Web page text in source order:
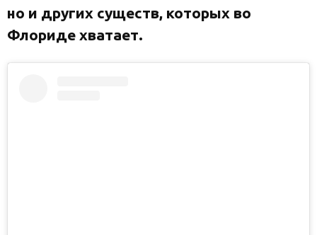
но и других существ, которых во
Флориде хватает.